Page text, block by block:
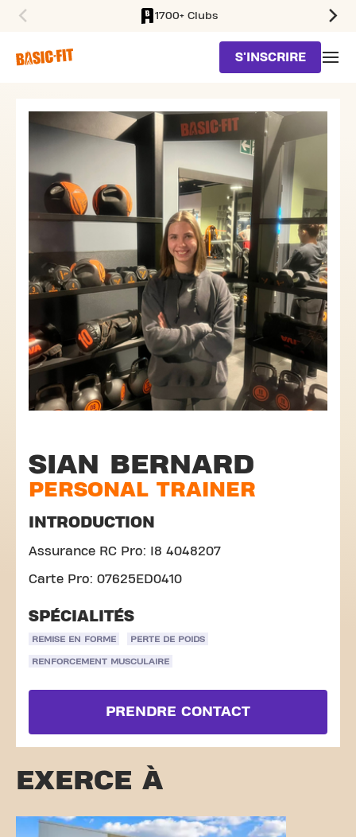
1700+ Clubs
S'INSCRIRE
SIAN BERNARD
PERSONAL TRAINER
INTRODUCTION
Assurance RC Pro: I8 4048207
Carte Pro: 07625ED0410
SPÉCIALITÉS
REMISE EN FORME PERTE DE POIDS
RENFORCEMENT MUSCULAIRE
PRENDRE CONTACT
EXERCE À